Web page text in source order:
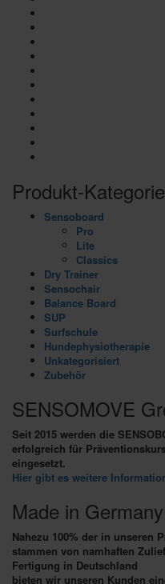
Produkt-
Sensoboard
Pro
Lite
Classics
Dry Trainer
Sensochair
Balance Board
SUP
Surfschule
Hundephysiotherapie
Unkategorisiert
Zubehör
SENSOMOVE
Seit 2015 werden die
erfolgreich für
eingesetzt.
Hier gibt es weitere
Made in Germany
Nahezu 100% der in unseren
stammen von namhaften
Fertigung in Deutschland
bieten wir unseren Kunden